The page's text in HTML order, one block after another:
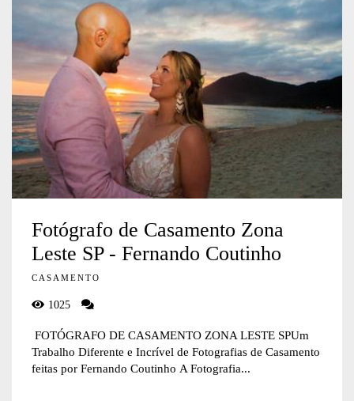
Fotógrafo de Casamento Zona
Leste SP - Fernando Coutinho
CASAMENTO
1025
FOTÓGRAFO DE CASAMENTO ZONA LESTE SPUm
Trabalho Diferente e Incrível de Fotografias de Casamento
feitas por Fernando Coutinho A Fotografia...